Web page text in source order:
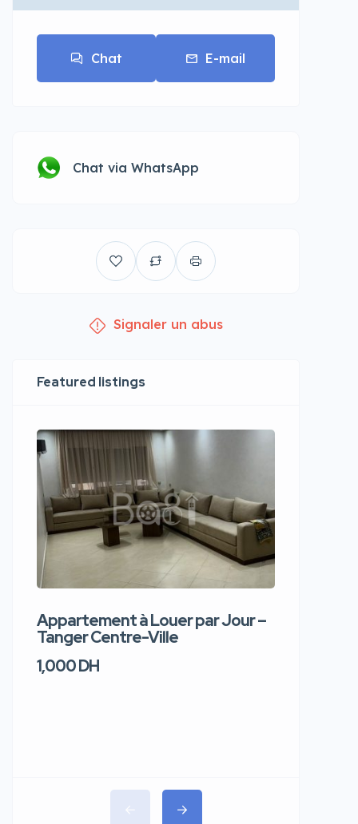
Chat E-mail
Chat via WhatsApp
Signaler un abus
Featured listings
Appartement à Louer par Jour –
Tanger Centre-Ville
1,000 DH